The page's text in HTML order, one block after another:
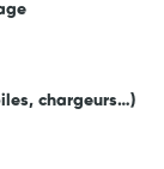
chargeurs…)